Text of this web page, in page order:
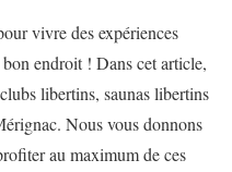
vivre des expériences
endroit ! Dans cet article,
libertins, saunas libertins
Nous vous donnons
au maximum de ces